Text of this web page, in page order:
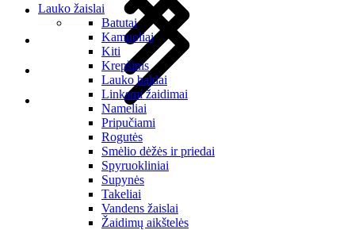
Lauko žaislai
Batutai
Kamuoliai
Kiti
Krepšinis
Lauko baldai
Linksmi žaidimai
Nameliai
Pripučiami
Rogutės
Smėlio dėžės ir priedai
Spyruokliniai
Supynės
Takeliai
Vandens žaislai
Žaidimų aikštelės